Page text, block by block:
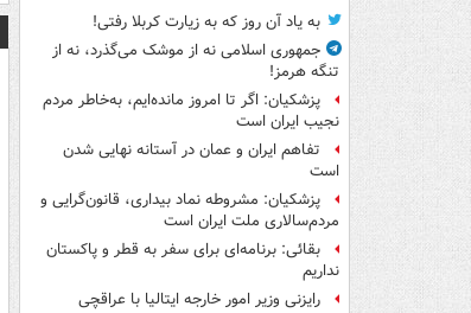
به یاد آن روز که به زیارت کربلا رفتی!
جمهوری اسلامی نه از موشک می‌گذرد، نه از
تنگه هرمز!
پزشکیان: اگر تا امروز مانده‌ایم، به‌خاطر مردم
نجیب ایران است
تفاهم ایران و عمان در آستانه نهایی شدن
است
پزشکیان: مشروطه نماد بیداری، قانون‌گرایی و
مردم‌سالاری ملت ایران است
بقائی: برنامه‌ای برای سفر به قطر و پاکستان
نداریم
رایزنی وزیر امور خارجه ایتالیا با عراقچی